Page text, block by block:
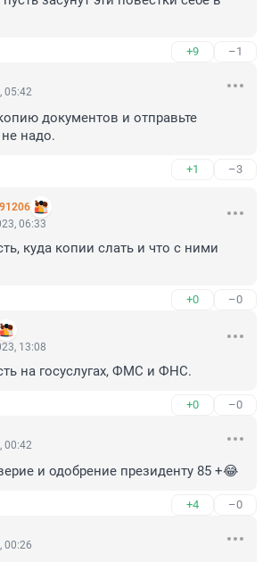
+9 –1
05:42
документов и отправьте
надо.
+1 –3
06:33
куда копии слать и что с ними
+0 –0
13:08
на госуслугах, ФМС и ФНС.
+0 –0
00:42
и одобрение президенту 85 +😂
+4 –0
00:26